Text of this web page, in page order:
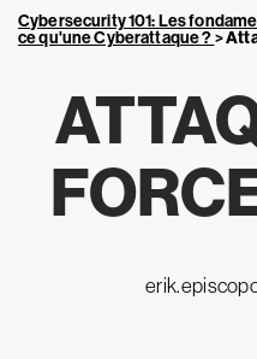
Cybersecurity 101: Les
ce qu'une Cyberattaque ?>